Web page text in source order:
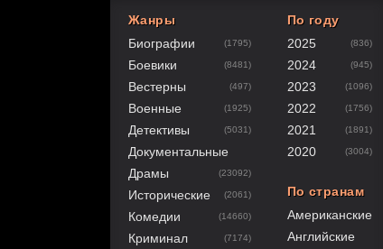
40
1 2 3 4
Жанры
Биографии
(1795)
Боевики (8481)
Вестерны (497)
Военные (1925)
Детективы (5031)
Документальные
Драмы
(23092)
Исторические (2061)
Комедии (14660)
Криминал (7174)
По году
2025
(836)
2024 (945)
2023 (1096)
2022 (1756)
2021 (1891)
2020 (3004)
По странам
Американские
Английские